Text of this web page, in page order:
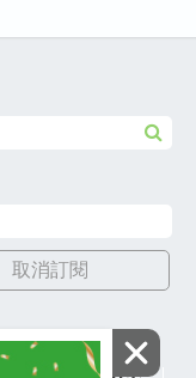
取消訂閱
有容教育基金會